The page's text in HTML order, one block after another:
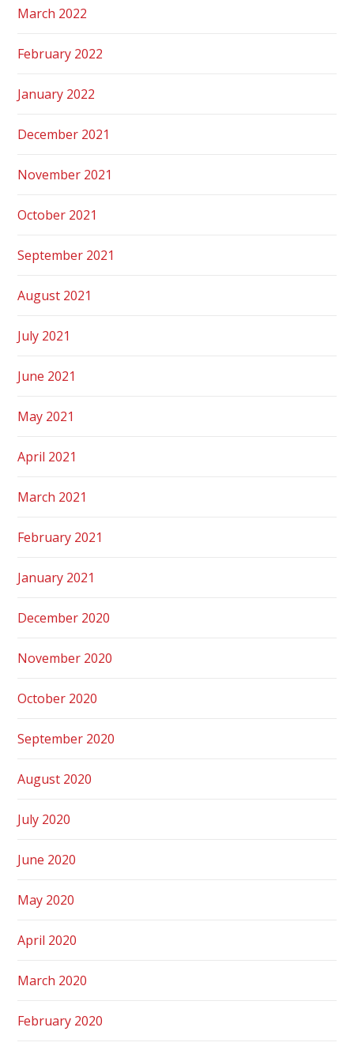
March 2022
February 2022
January 2022
December 2021
November 2021
October 2021
September 2021
August 2021
July 2021
June 2021
May 2021
April 2021
March 2021
February 2021
January 2021
December 2020
November 2020
October 2020
September 2020
August 2020
July 2020
June 2020
May 2020
April 2020
March 2020
February 2020